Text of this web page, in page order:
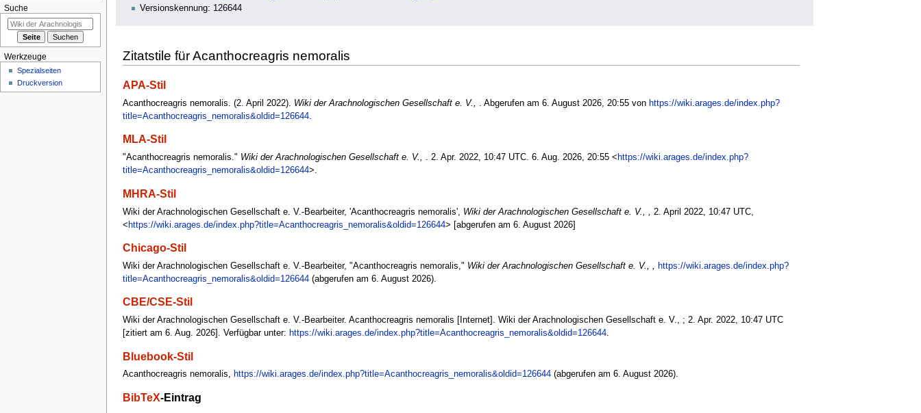
Versionskennung: 126644
Zitatstile für Acanthocreagris nemoralis
APA-Stil
Acanthocreagris nemoralis. (2. April 2022). Wiki der Arachnologischen Gesellschaft e. V., . Abgerufen am 6. August 2026, 20:55 von https://wiki.arages.de/index.php?
title=Acanthocreagris_nemoralis&oldid=126644.
MLA-Stil
"Acanthocreagris nemoralis." Wiki der Arachnologischen Gesellschaft e. V., . 2. Apr. 2022, 10:47 UTC. 6. Aug. 2026, 20:55 < https://wiki.arages.de/index.php?
title=Acanthocreagris_nemoralis&oldid=126644>.
MHRA-Stil
Wiki der Arachnologischen Gesellschaft e. V.-Bearbeiter, 'Acanthocreagris nemoralis', Wiki der Arachnologischen Gesellschaft e. V., ,
2. April 2022, 10:47 UTC,
< https://wiki.arages.de/index.php?title=Acanthocreagris_nemoralis&oldid=126644> [abgerufen am 6. August 2026]
Chicago-Stil
Wiki der Arachnologischen Gesellschaft e. V.-Bearbeiter, "Acanthocreagris nemoralis," Wiki der Arachnologischen Gesellschaft e. V., , https://wiki.arages.de/index.php?
title=Acanthocreagris_nemoralis&oldid=126644(abgerufen am 6. August 2026).
CBE/CSE-Stil
Wiki der Arachnologischen Gesellschaft e. V.-Bearbeiter. Acanthocreagris nemoralis [Internet]. Wiki der Arachnologischen Gesellschaft e. V., ; 2. Apr. 2022, 10:47 UTC
[zitiert am 6. Aug. 2026]. Verfügbar unter: https://wiki.arages.de/index.php?title=Acanthocreagris_nemoralis&oldid=126644.
Bluebook-Stil
Acanthocreagris nemoralis, https://wiki.arages.de/index.php?title=Acanthocreagris_nemoralis&oldid=126644(abgerufen am 6. August 2026).
BibTeX-Eintrag
Suche
Werkzeuge
Spezialseiten
Druckversion